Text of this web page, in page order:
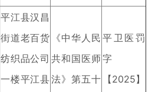
平江县汉昌
街道老百货
纺织品公司
一楼平江县
《中华人民
共和国医师
法》第五十
平卫医罚
字
【2025】